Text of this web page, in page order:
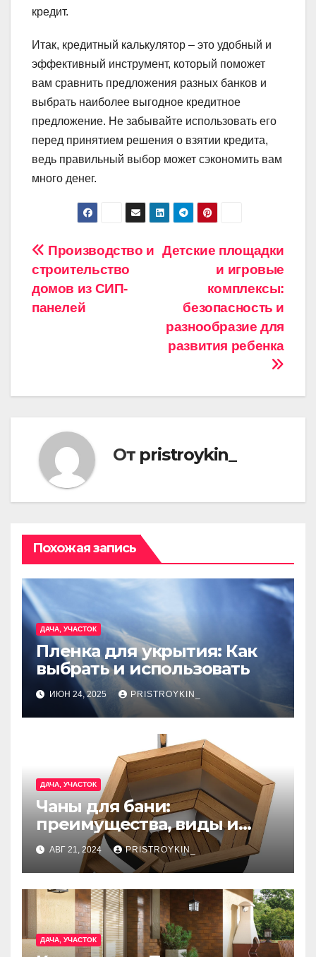
кредит.
Итак, кредитный калькулятор – это удобный и
эффективный инструмент, который поможет
вам сравнить предложения разных банков и
выбрать наиболее выгодное кредитное
предложение. Не забывайте использовать его
перед принятием решения о взятии кредита,
ведь правильный выбор может сэкономить вам
много денег.
Навигация
по
записям
Детские площадки
и игровые
комплексы:
безопасность и
разнообразие для
развития ребенка
Производство и
строительство
домов из СИП-
панелей
От pristroykin_
Похожая запись
ДАЧА, УЧАСТОК
Пленка для укрытия: Как
выбрать и использовать
ИЮН 24, 2025 PRISTROYKIN_
ДАЧА, УЧАСТОК
Чаны для бани:
преимущества, виды и
особенности
использования
АВГ 21, 2024 PRISTROYKIN_
ДАЧА, УЧАСТОК